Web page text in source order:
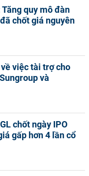
quy mô đàn
chốt giá nguyên
việc tài trợ cho
và
chốt ngày IPO
gấp hơn 4 lần cổ